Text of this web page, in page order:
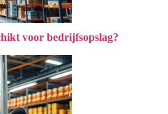
voor bedrijfsopslag?